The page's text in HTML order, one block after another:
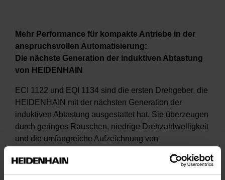
Mehr Performance für kompakte Antriebe in der
anspruchsvollen Automatisierung:
Die nächste Generation der induktiven Abtastung
von HEIDENHAIN
ECI 1122 und EQI 1134 sind die ersten Drehgeber, die
HEIDENHAIN mit der nächsten Generation der
induktiven Abtastung ausgestattet hat. Sie überzeugen
durch geringes Rauschen, niedrige Drehzahlwelligkeit
und die umfangreiche Aufzeichnung von
ermöglicht darüber hinaus den Anschluss über die
Ein-Kabel-Lösung HMC 2. Diese Vorteile machen sie